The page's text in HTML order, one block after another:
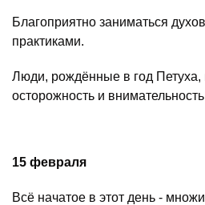
Благоприятно заниматься
практиками.
Люди, рождённые в год Петуха,
осторожность и
15 февраля
Всё начатое в этот день -